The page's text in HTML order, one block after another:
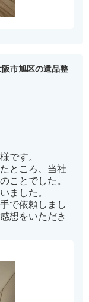
市旭区の遺品整
です。
ところ、当社
ことでした。
ました。
で依頼しまし
想をいただき